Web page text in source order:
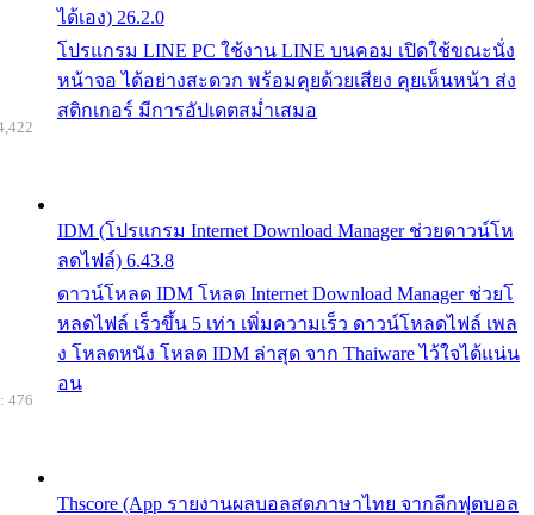
ได้เอง) 26.2.0
โปรแกรม LINE PC ใช้งาน LINE บนคอม เปิดใช้ขณะนั่ง
หน้าจอ ได้อย่างสะดวก พร้อมคุยด้วยเสียง คุยเห็นหน้า ส่ง
สติกเกอร์ มีการอัปเดตสม่ำเสมอ
IDM (โปรแกรม Internet Download Manager ช่วยดาวน์โห
ลดไฟล์) 6.43.8
ดาวน์โหลด IDM โหลด Internet Download Manager ช่วยโ
หลดไฟล์ เร็วขึ้น 5 เท่า เพิ่มความเร็ว ดาวน์โหลดไฟล์ เพล
ง โหลดหนัง โหลด IDM ล่าสุด จาก Thaiware ไว้ใจได้แน่น
อน
Thscore (App รายงานผลบอลสดภาษาไทย จากลีกฟุตบอล
476